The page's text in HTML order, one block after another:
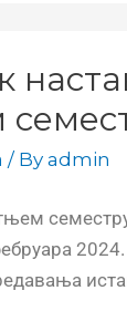
/ Byadmin